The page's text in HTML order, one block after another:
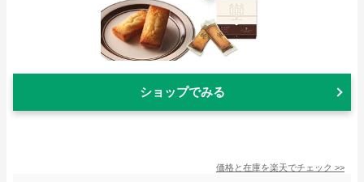
ショップでみる
価格と在庫を楽天でチェック >>